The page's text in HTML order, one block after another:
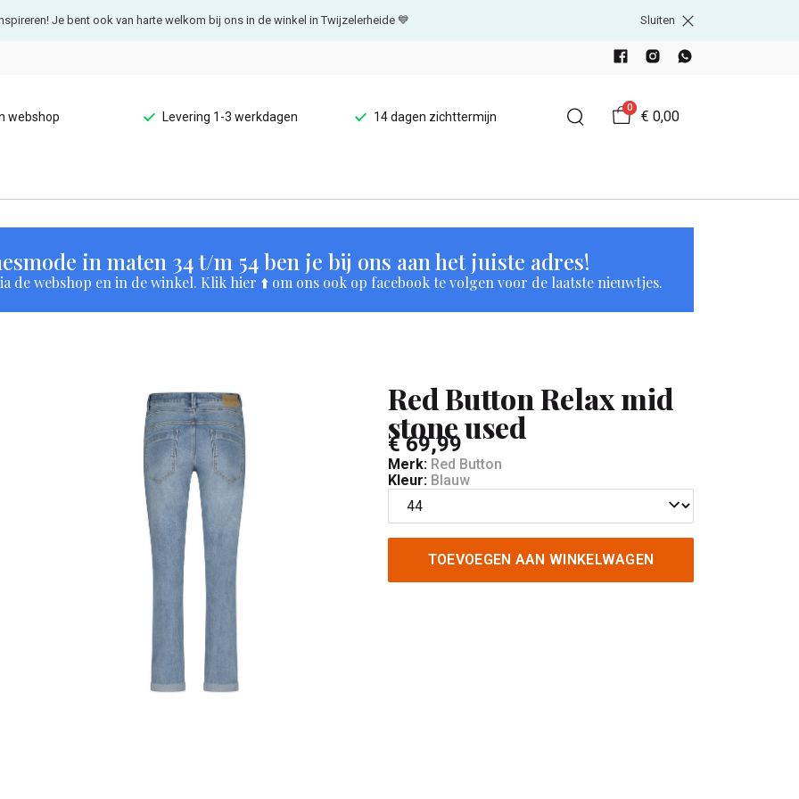
Je bent ook van harte welkom bij ons in de winkel in Twijzelerheide 💙 Sluiten
webshop Levering 1-3 werkdagen 14 dagen zichttermijn
0
€ 0,00
in maten 34 t/m 54 ben je bij ons aan het juiste adres!
de webshop en in de winkel. Klik hier ⬆️ om ons ook op facebook te volgen voor de laatste nieuwtjes.
Red Button Relax mid
stone used
€ 69,99
Merk: Red Button
Kleur: Blauw
TOEVOEGEN AAN WINKELWAGEN